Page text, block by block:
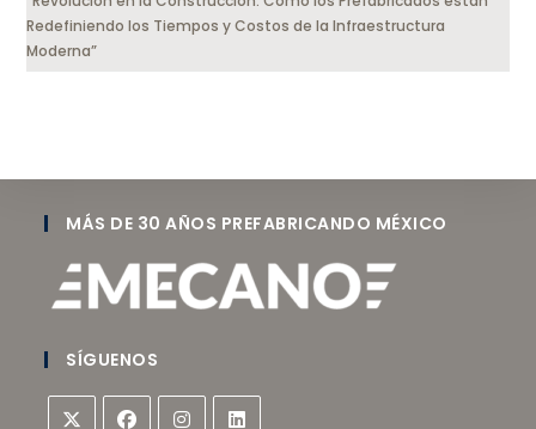
Redefiniendo los Tiempos y Costos de la Infraestructura
Moderna”
MÁS DE 30 AÑOS PREFABRICANDO MÉXICO
SÍGUENOS